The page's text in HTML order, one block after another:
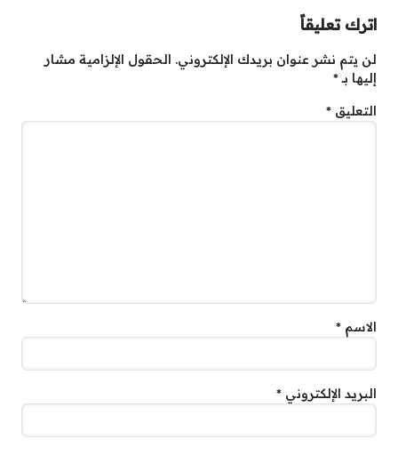
اترك تعليقاً
لن يتم نشر عنوان بريدك الإلكتروني. الحقول الإلزامية مشار
إليها بـ*
التعليق *
الاسم *
البريد الإلكتروني *